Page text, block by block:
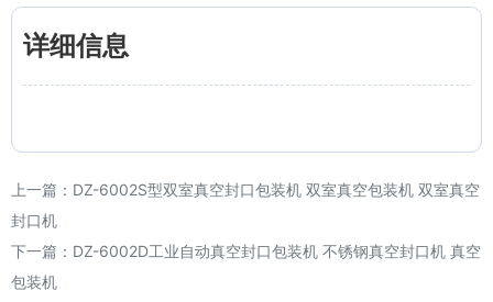
详细信息
上一篇： DZ-6002S型双室真空封口包装机 双室真空包装机 双室真空
封口机
下一篇： DZ-6002D工业自动真空封口包装机 不锈钢真空封口机 真空
包装机